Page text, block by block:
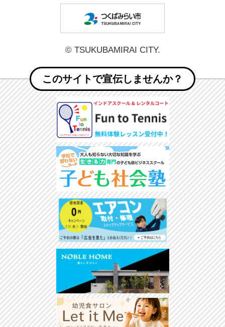
© TSUKUBAMIRAI CITY.
このサイトで宣伝しませんか？